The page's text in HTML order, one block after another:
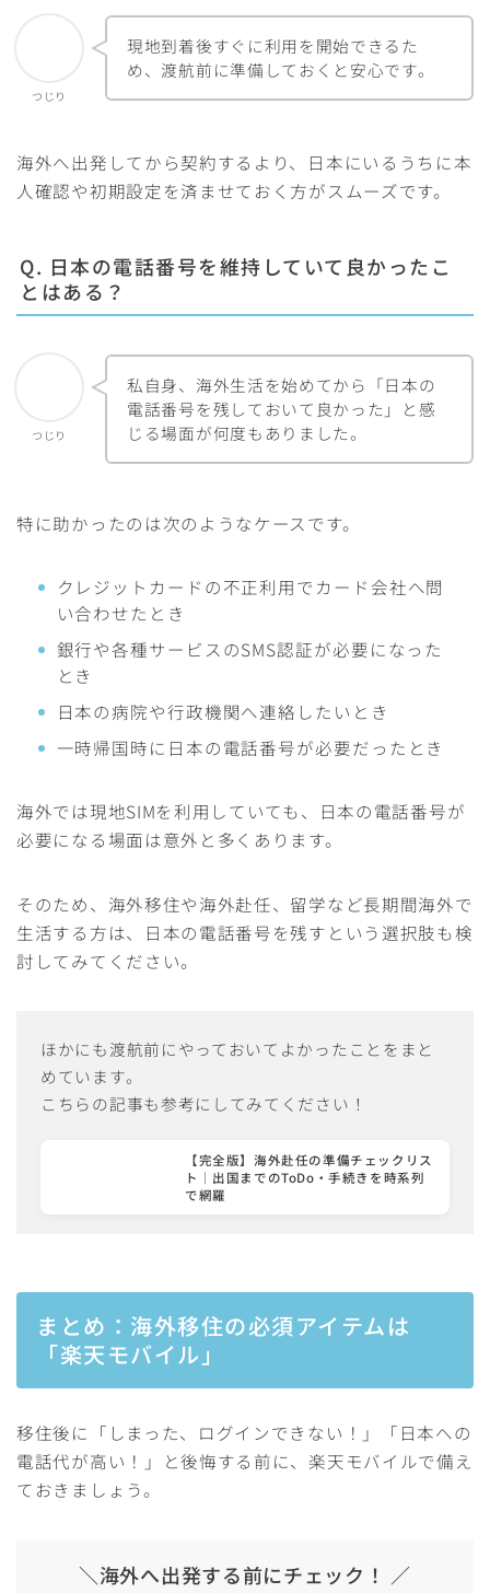
つじり
現地到着後すぐに利用を開始できるた
め、渡航前に準備しておくと安心です。
海外へ出発してから契約するより、日本にいるうちに本
人確認や初期設定を済ませておく方がスムーズです。
Q. 日本の電話番号を維持していて良かったこ
とはある？
つじり
私自身、海外生活を始めてから「日本の
電話番号を残しておいて良かった」と感
じる場面が何度もありました。
特に助かったのは次のようなケースです。
クレジットカードの不正利用でカード会社へ問
い合わせたとき
銀行や各種サービスのSMS認証が必要になった
とき
日本の病院や行政機関へ連絡したいとき
一時帰国時に日本の電話番号が必要だったとき
海外では現地SIMを利用していても、日本の電話番号が
必要になる場面は意外と多くあります。
そのため、海外移住や海外赴任、留学など長期間海外で
生活する方は、日本の電話番号を残すという選択肢も検
討してみてください。
ほかにも渡航前にやっておいてよかったことをまと
めています。
こちらの記事も参考にしてみてください！
【完全版】海外赴任の準備チェックリス
ト｜出国までのToDo・手続きを時系列
で網羅
まとめ：海外移住の必須アイテムは
「楽天モバイル」
移住後に「しまった、ログインできない！」「日本への
電話代が高い！」と後悔する前に、楽天モバイルで備え
ておきましょう。
＼海外へ出発する前にチェック！ ／